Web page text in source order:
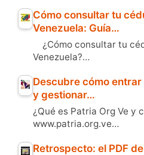
Cómo consultar tu
Venezuela: Guía…
¿Cómo consultar tu
Venezuela?…
Descubre cómo
y gestionar…
¿Qué es Patria Org Ve y
www.patria.org.ve…
Retrospecto: el PDF